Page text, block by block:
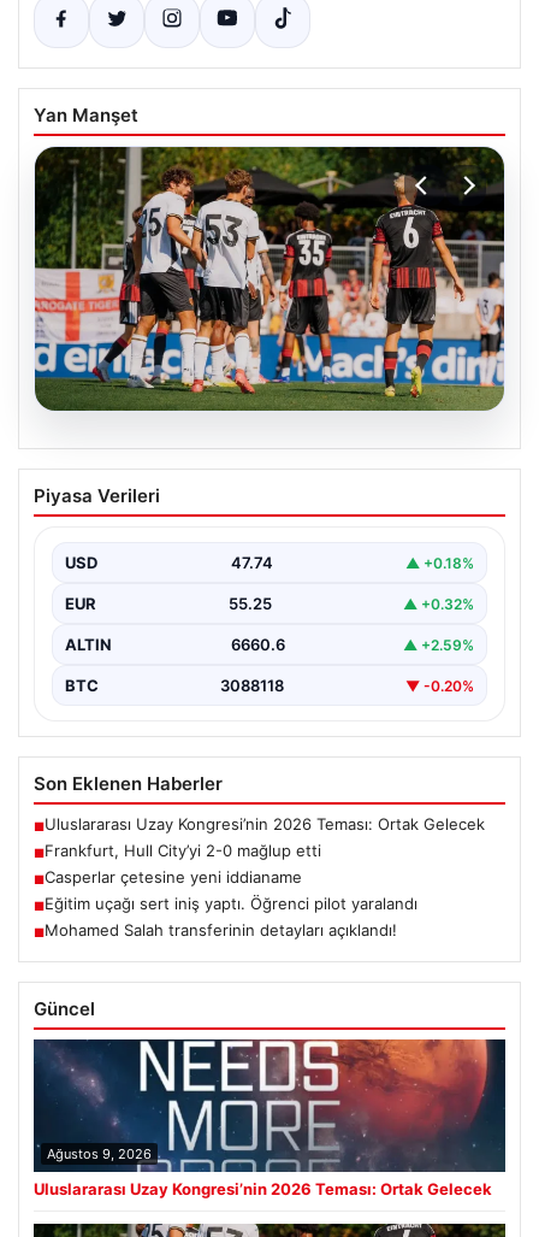
Yan Manşet
08.08.2026
Frankfurt, Hull City’yi 2-0 mağlup etti
Almanya’nın köklü futbol kulüplerinden Eintracht
Piyasa Verileri
USD 47.74 ▲ +0.18%
EUR 55.25 ▲ +0.32%
ALTIN 6660.6 ▲ +2.59%
BTC 3088118 ▼ -0.20%
Son Eklenen Haberler
■Uluslararası Uzay Kongresi’nin 2026 Teması: Ortak Gelecek
■Frankfurt, Hull City’yi 2-0 mağlup etti
■Casperlar çetesine yeni iddianame
■Eğitim uçağı sert iniş yaptı. Öğrenci pilot yaralandı
■Mohamed Salah transferinin detayları açıklandı!
Güncel
Ağustos 9, 2026
Uluslararası Uzay Kongresi’nin 2026 Teması: Ortak Gelecek